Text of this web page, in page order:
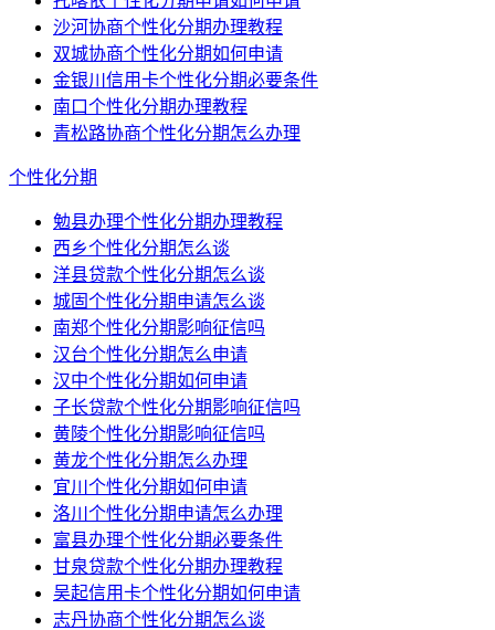
沙河协商个性化分期办理教程
双城协商个性化分期如何申请
金银川信用卡个性化分期必要条件
南口个性化分期办理教程
青松路协商个性化分期怎么办理
个性化分期
勉县办理个性化分期办理教程
西乡个性化分期怎么谈
洋县贷款个性化分期怎么谈
城固个性化分期申请怎么谈
南郑个性化分期影响征信吗
汉台个性化分期怎么申请
汉中个性化分期如何申请
子长贷款个性化分期影响征信吗
黄陵个性化分期影响征信吗
黄龙个性化分期怎么办理
宜川个性化分期如何申请
洛川个性化分期申请怎么办理
富县办理个性化分期必要条件
甘泉贷款个性化分期办理教程
吴起信用卡个性化分期如何申请
志丹协商个性化分期怎么谈